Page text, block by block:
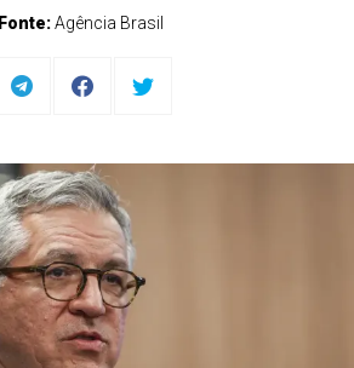
Fonte:Agência Brasil